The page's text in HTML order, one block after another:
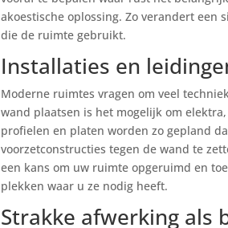
akoestische oplossing. Zo verandert een
die de ruimte gebruikt.
Installaties en
Moderne ruimtes vragen om veel
wand plaatsen is het mogelijk om
profielen en platen worden zo gepland
voorzetconstructies tegen de wand te
een kans om uw ruimte opgeruimd en
plekken waar u ze nodig heeft.
Strakke afwerking als